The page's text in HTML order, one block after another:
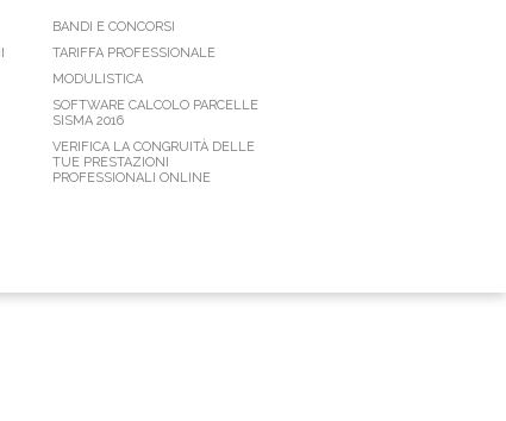
BANDI E CONCORSI
TARIFFA PROFESSIONALE
MODULISTICA
SOFTWARE CALCOLO PARCELLE
SISMA 2016
VERIFICA LA CONGRUITÀ DELLE
TUE PRESTAZIONI
PROFESSIONALI ONLINE